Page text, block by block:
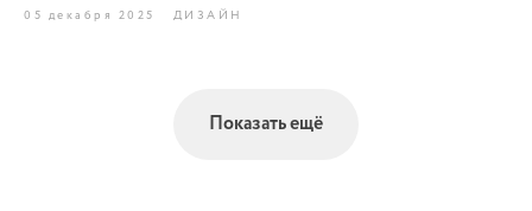
05 декабря 2025 ДИЗАЙН
Показать ещё